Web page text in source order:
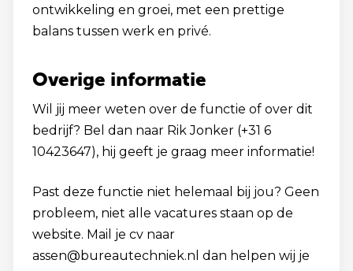
ontwikkeling en groei, met een prettige
balans tussen werk en privé.
Overige informatie
Wil jij meer weten over de functie of over dit
bedrijf? Bel dan naar Rik Jonker (+31 6
10423647), hij geeft je graag meer informatie!
Past deze functie niet helemaal bij jou? Geen
probleem, niet alle vacatures staan op de
website. Mail je cv naar
assen@bureautechniek.nl dan helpen wij je